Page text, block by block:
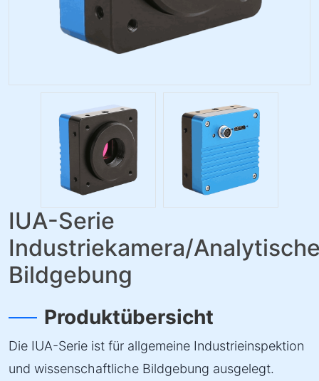
IUA-Serie
Industriekamera/
Bildgebung
Produktübersicht
Die IUA-Serie ist für allgemeine Industrieinspektion
und wissenschaftliche Bildgebung ausgelegt.